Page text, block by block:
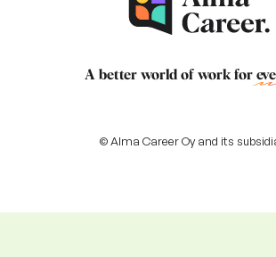
A better world of work for
© Alma Career Oy and its